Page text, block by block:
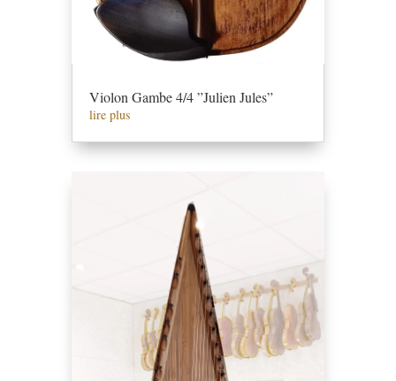
Violon Gambe 4/4 ”Julien Jules”
lire plus